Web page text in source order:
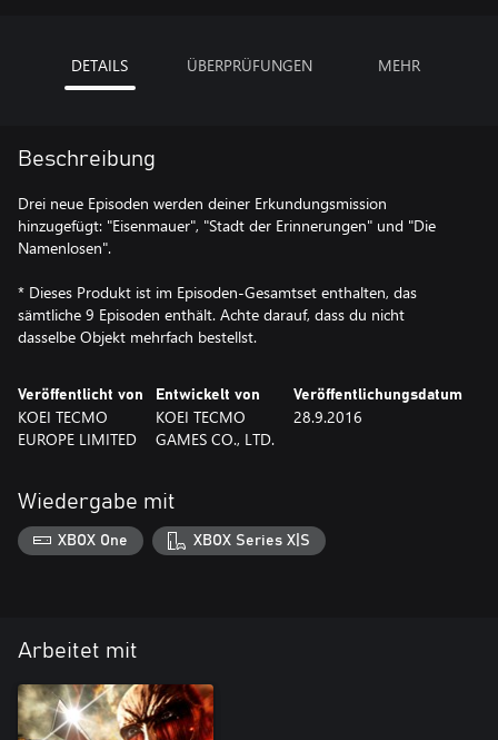
DETAILS ÜBERPRÜFUNGEN MEHR
Beschreibung
Drei neue Episoden werden deiner Erkundungsmission
hinzugefügt: "Eisenmauer", "Stadt der Erinnerungen" und "Die
Namenlosen".
* Dieses Produkt ist im Episoden-Gesamtset enthalten, das
sämtliche 9 Episoden enthält. Achte darauf, dass du nicht
dasselbe Objekt mehrfach bestellst.
Veröffentlicht von
KOEI TECMO
EUROPE LIMITED
Entwickelt von
KOEI TECMO
GAMES CO., LTD.
Veröffentlichungsdatum
28.9.2016
Wiedergabe mit
XBOX One XBOX Series X|S
Arbeitet mit